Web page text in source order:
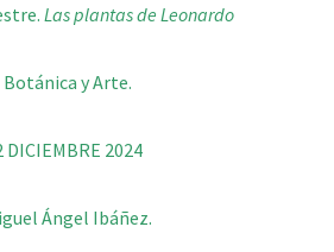
Las plantas de Leonardo
Botánica y Arte.
DICIEMBRE 2024
Ángel Ibáñez.